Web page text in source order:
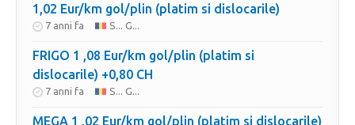
1,02 Eur/km gol/plin (platim si dislocarile)
7 anni fa S... G...
FRIGO 1 ,08 Eur/km gol/plin (platim si
dislocarile) +0,80 CH
7 anni fa S... G...
MEGA 1 ,02 Eur/km gol/plin (platim si dislocarile)